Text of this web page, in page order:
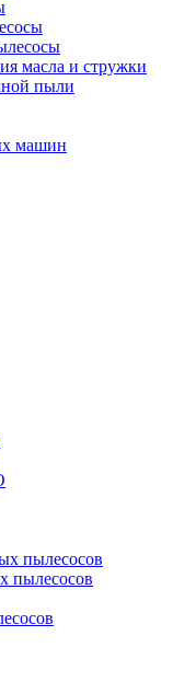
масла и стружки
пыли
машин
пылесосов
пылесосов